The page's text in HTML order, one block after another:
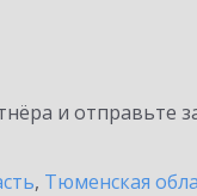
и отправьте
, Тюменская